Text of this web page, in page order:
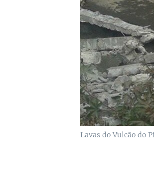
Lavas do Vulcão do